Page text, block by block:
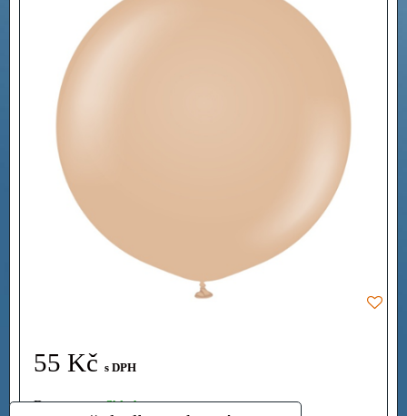
55 Kč s DPH
Dostupnost:Skladem